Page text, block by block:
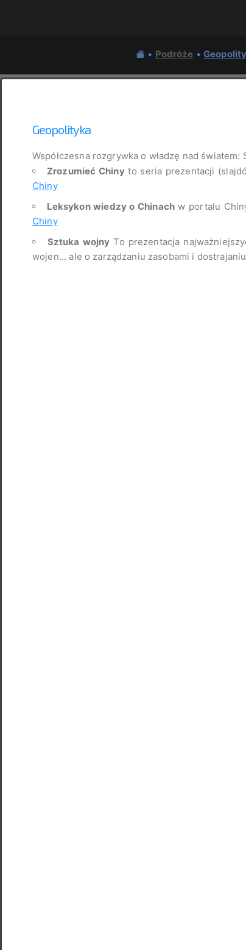
• Podróże •
Geopolityka
Współczesna rozgrywka o władzę nad
Zrozumieć Chinyto seria prezentacji
Chiny
Leksykon wiedzy o Chinach w portalu
Chiny
Sztuka wojny To prezentacja
wojen... ale o zarządzaniu zasobami i